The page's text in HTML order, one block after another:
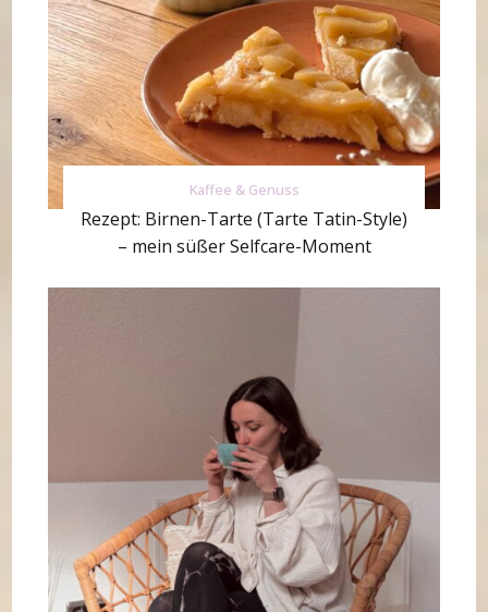
Kaffee & Genuss
Rezept: Birnen-Tarte (Tarte Tatin-Style)
– mein süßer Selfcare-Moment